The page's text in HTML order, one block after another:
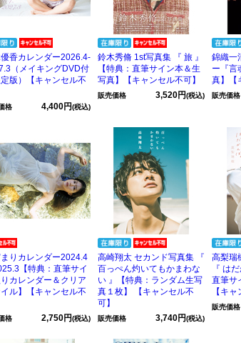
香カレンダー2026.4-
（メイキングDVD付
版）【キャンセル不
格 4,400円(税込)
鈴木秀脩 1st写真集 『 旅 』
【特典：直筆サイン本＆生
写真】【キャンセル不可】
販売価格 3,520円(税込)
錦織一
ー『言
真】【
販売価格
りカレンダー2024.4
【特典：直筆サイ
カレンダー＆クリア
ル】【キャンセル不
格 2,750円(税込)
高崎翔太 セカンド写真集 『
百っぺん灼いてもかまわな
い 』【特典：ランダム生写
真１枚】 【キャンセル不
可】
販売価格 3,740円(税込)
高梨瑞
『 は
直筆サ
【キャ
販売価格